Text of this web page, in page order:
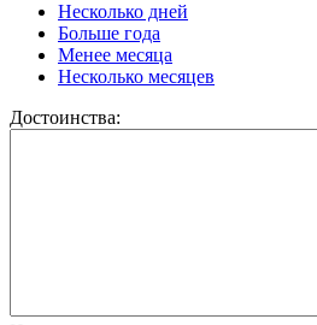
Несколько дней
Больше года
Менее месяца
Несколько месяцев
Достоинства: